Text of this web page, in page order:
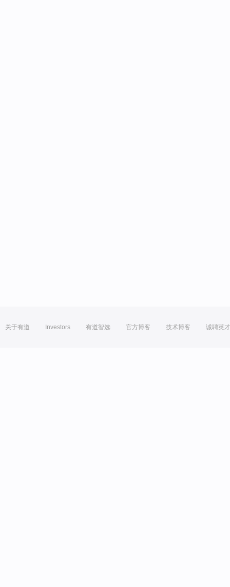
关于有道 Investors 有道智选 官方博客 技术博客 诚聘英才